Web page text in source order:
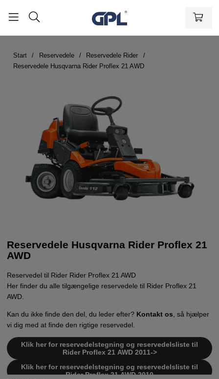
Start Reservedele
Reservedele Rider
Reservedele Husqvarna Rider Proflex 21 AWD
Reservedele Husqvarna Rider Proflex 21
AWD
Reservedel til Rider Rider Proflex 21 AWD
Her finder du alle tilgængelige reservedele til Rider Proflex 21
AWD.
Kan du ikke finde den del, du leder efter? Kontakt os , så hjælper
vi dig med at finde den rigtige reservedel.
Klik her for reservedelstegning og reservedelsliste til
Rider Proflex 21 AWD 2011->
Klik her for reservedelstegning og reservedelsliste til
Rider Proflex 21 AWD 2010